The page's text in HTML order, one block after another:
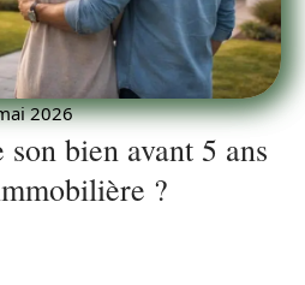
2026
bien avant 5 ans
?